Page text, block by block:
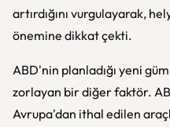
artırdığını vurgulayarak,
önemine dikkat çekti.
ABD'nin planladığı yeni
zorlayan bir diğer faktör.
Avrupa'dan ithal edilen